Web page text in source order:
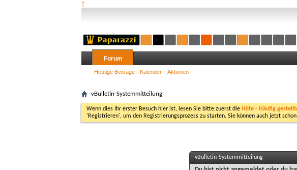
†
Forum
Heutige Beiträge Kalender Aktionen
vBulletin-Systemmitteilung
Wenn dies Ihr erster Besuch hier ist, lesen Sie bitte zuerst die Hilfe - Häufig
'Registrieren', um den Registrierungsprozess zu starten. Sie können auch jetzt
vBulletin-Systemmitteilung